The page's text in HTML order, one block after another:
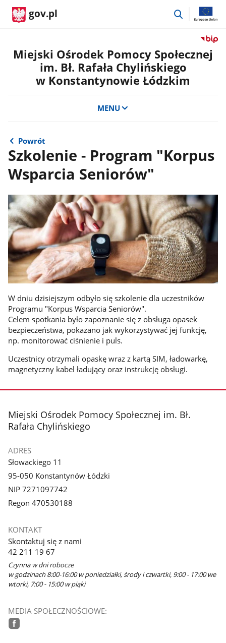
gov.pl
przejdź
Przejdź
do
Bł.
Miejski Ośrodek Pomocy Społecznej
im. Bł. Rafała Chylińskiego
w Konstantynowie Łódzkim
MENU
Powrót
Szkolenie - Program "Korpus
Wsparcia Seniorów"
W dniu dzisiejszym odbyło się szkolenie dla uczestników
Programu "Korpus Wsparcia Seniorów".
Celem spotkania było zapoznanie się z obsługa opasek
bezpieczeństwa, pokazano jak wykorzystywać jej funkcję,
np. monitorować ciśnienie i puls.
Uczestnicy otrzymali opaskę wraz z kartą SIM, ładowarkę,
magnetyczny kabel ładujący oraz instrukcję obsługi.
stopka
Miejski Ośrodek Pomocy Społecznej im. Bł.
Rafała Chylińskiego
ADRES
Słowackiego 11
95-050 Konstantynów Łódzki
NIP 7271097742
Regon 470530188
KONTAKT
Skontaktuj się z nami
42 211 19 67
Czynna w dni robocze
w godzinach 8:00-16:00 w poniedziałki, środy i czwartki, 9:00 - 17:00 we
wtorki, 7:00 - 15:00 w piąki
MEDIA SPOŁECZNOŚCIOWE: